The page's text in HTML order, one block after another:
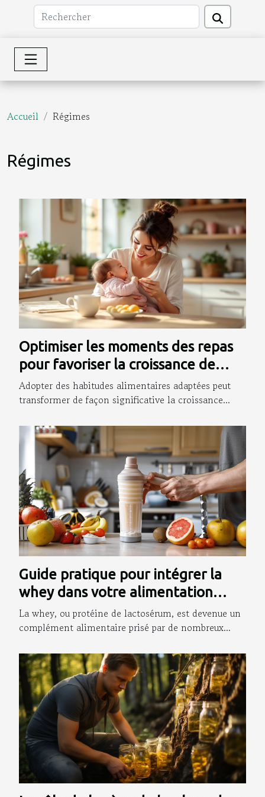
Accueil Régimes
Régimes
Optimiser les moments des repas
pour favoriser la croissance de
bébé
Adopter des habitudes alimentaires adaptées peut
transformer de façon significative la croissance...
Guide pratique pour intégrer la
whey dans votre alimentation
quotidienne
La whey, ou protéine de lactosérum, est devenue un
complément alimentaire prisé par de nombreux...